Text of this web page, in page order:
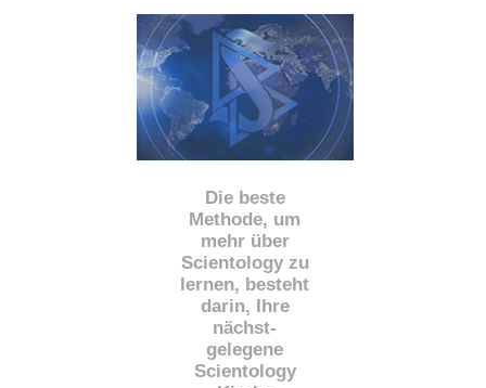
Die beste
Methode, um
mehr über
Scientology zu
lernen, besteht
darin, Ihre
nächst-
gelegene
Scientology